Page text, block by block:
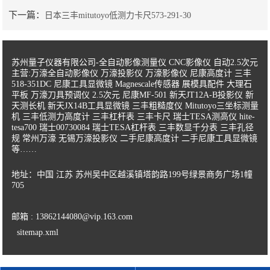
下一篇： 日本三丰mitutoyo低测力卡尺573-291-30
苏州量子仪器有限公司-全自动影像测量仪 CNC影像仪 自动2.5次元
主营:万濠全自动影像仪 万濠投影仪 万濠影像仪 尼康高度计 三丰
518-351DC 尼康工具显微镜 Magnescale传感器 展模具配件 大理石
平板 万濠刀具预调仪 2.5次元 尼康MF-501 新天JT12A-B投影仪 新
天测长机 新天JX14B工具显微镜 三丰粗糙度仪 Mitutoyo三坐标测量
机 三丰低测力高度计 三丰杠杆表 三丰卡尺 瑞士TESA测高仪 hite-
tesa700 瑞士00730084 瑞士TESA杠杆表 三丰数显千分表 三丰孔径
规 常州万濠 无锡万濠投影仪 二手尼康高度计 二手尼康工具显微镜
等……
地址：中国 江苏 苏州吴中区越溪镇塔韵路199号绿景商务广场1幢
705
邮箱 : 13862144080@vip.163.com
sitemap.xml